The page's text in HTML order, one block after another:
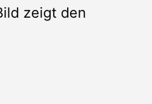
zeigt den